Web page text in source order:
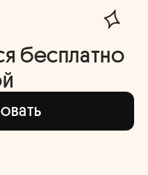
бесплатно